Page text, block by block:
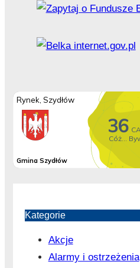
Kategorie
Akcje
Alarmy i ostrzeżenia